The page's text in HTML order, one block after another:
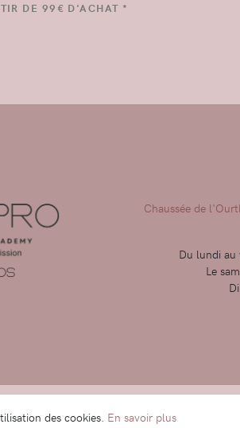
DE 99€ D'ACHAT *
Chaussée de
Du lundi au
Le
des cookies. En savoir plus